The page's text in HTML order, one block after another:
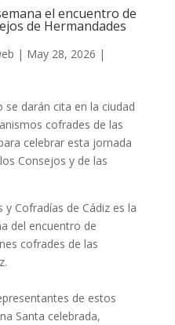
el encuentro de
de Hermandades
| May 28, 2026 |
darán cita en la ciudad
cofrades de las
celebrar esta jornada
Consejos y de las
Cofradías de Cádiz es la
del encuentro de
cofrades de las
de estos
Santa celebrada,